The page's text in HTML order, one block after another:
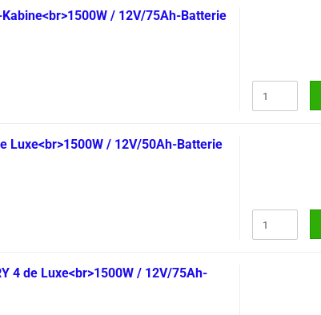
/ 12V/75Ah-​Bat­te­rie
Luxe<br>1500W / 12V/50Ah-​Bat­te­rie
4 de Luxe<br>1500W / 12V/75Ah-​